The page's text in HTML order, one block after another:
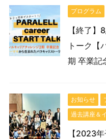
プログラム
【終了
トーク【
期 卒業記
お知らせ
過去講座＆
【2023